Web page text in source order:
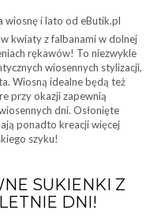
wiosnę i lato od eButik.pl
kwiaty z falbanami w dolnej
rękawów! To niezwykle
wiosennych stylizacji,
Wiosną idealne będą też
przy okazji zapewnią
dni. Osłonięte
ponadto kreacji więcej
szyku!
SUKIENKI Z
DNI!